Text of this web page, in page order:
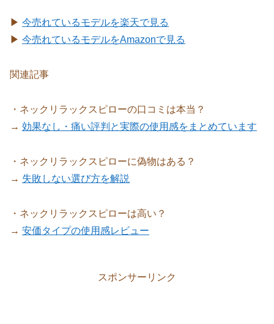
▶ 今売れているモデルを楽天で見る
▶ 今売れているモデルをAmazonで見る
関連記事
・ネックリラックスピローの口コミは本当？
→ 効果なし・痛い評判と実際の使用感をまとめています
・ネックリラックスピローに偽物はある？
→ 失敗しない選び方を解説
・ネックリラックスピローは高い？
→ 安価タイプの使用感レビュー
スポンサーリンク